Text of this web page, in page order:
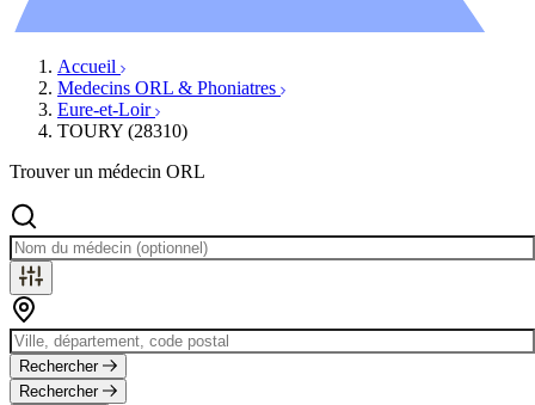
Accueil
Medecins ORL & Phoniatres
Eure-et-Loir
TOURY (28310)
Trouver un médecin ORL
Rechercher
Rechercher